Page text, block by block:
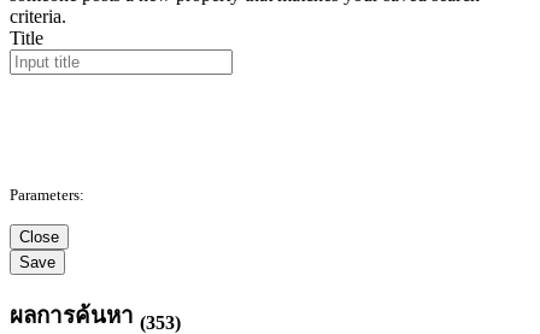
criteria.
Title
Parameters:
Close
Save
ผลการค้นหา (353)